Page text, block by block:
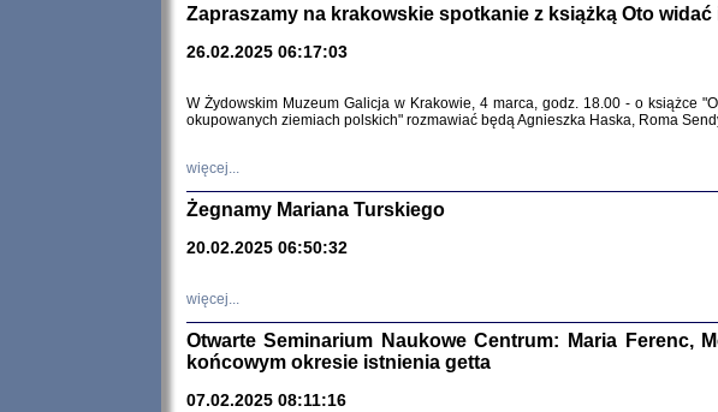
TYLEŚMY
Dziennik
Zapraszamy na krakowskie spotkanie z książką Oto widać
26.02.2025 06:17:03
W Żydowskim Muzeum Galicja w Krakowie, 4 marca, godz. 18.00 - o książce
okupowanych ziemiach polskich" rozmawiać będą Agnieszka Haska, Roma
więcej...
Żegnamy Mariana Turskiego
20.02.2025 06:50:32
więcej...
Otwarte Seminarium Naukowe Centrum: Maria Ferenc,
końcowym okresie istnienia getta
07.02.2025 08:11:16